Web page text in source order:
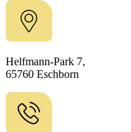
Helfmann-Park 7,
65760 Eschborn